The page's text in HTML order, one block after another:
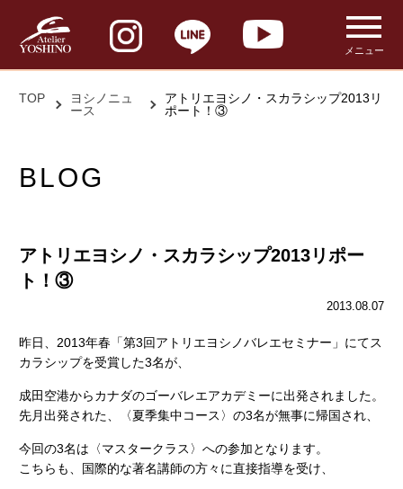
メニュー
TOP
ヨシノニュ
ース
アトリエヨシノ・スカラシップ2013リ
ポート！③
BLOG
アトリエヨシノ・スカラシップ2013リポー
ト！③
2013.08.07
昨日、2013年春「第3回アトリエヨシノバレエセミナー」にてス
カラシップを受賞した3名が、
成田空港からカナダのゴーバレエアカデミーに出発されました。
先月出発された、〈夏季集中コース〉の3名が無事に帰国され、
今回の3名は〈マスタークラス〉への参加となります。
こちらも、国際的な著名講師の方々に直接指導を受け、